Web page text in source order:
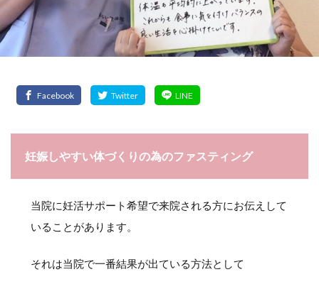
妊娠しやすい体づくりの為のファスティング
当院に妊活サポート希望で来院される方にお伝えして
いることがあります。
それは当院で一番結果が出ている方法として